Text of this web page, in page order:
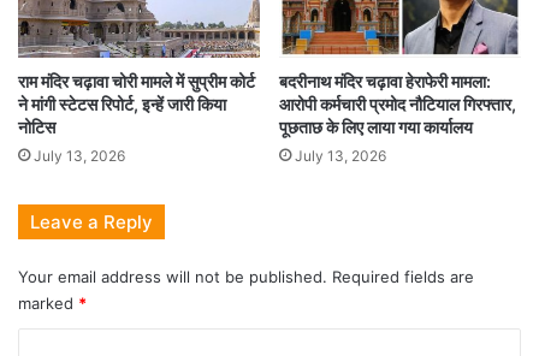
राम मंदिर चढ़ावा चोरी मामले में सुप्रीम कोर्ट
ने मांगी स्टेटस रिपोर्ट, इन्हें जारी किया
नोटिस
July 13, 2026
बदरीनाथ मंदिर चढ़ावा हेराफेरी मामला:
आरोपी कर्मचारी प्रमोद नौटियाल गिरफ्तार,
पूछताछ के लिए लाया गया कार्यालय
July 13, 2026
Leave a Reply
Your email address will not be published. Required fields are
marked *